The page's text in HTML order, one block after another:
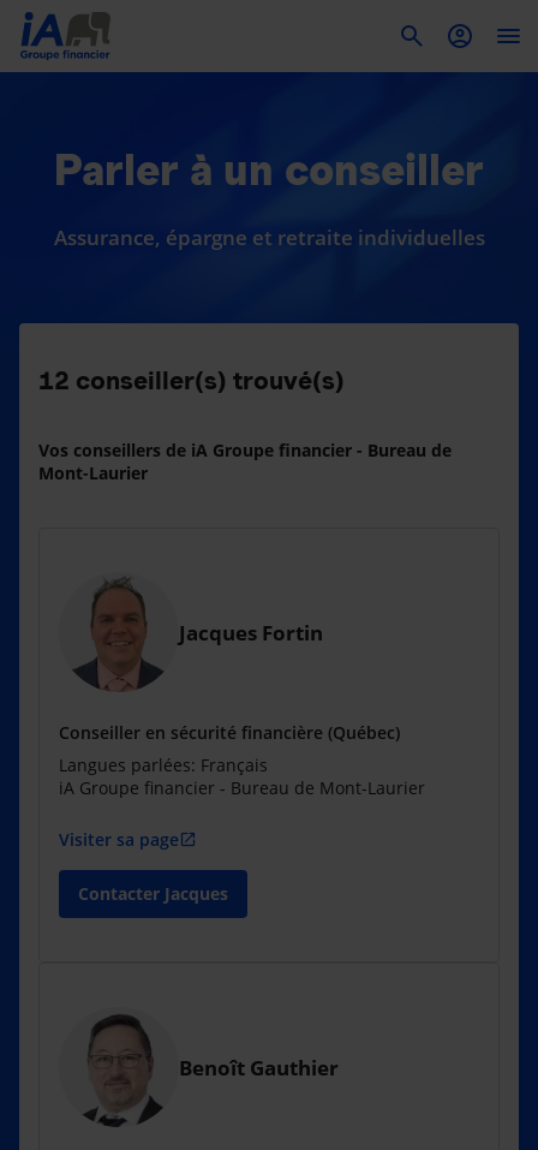
Parler à un conseiller
Assurance, épargne et retraite individuelles
12 conseiller(s) trouvé(s)
Vos conseillers de iA Groupe financier - Bureau de
Mont-Laurier
Jacques Fortin
Conseiller en sécurité financière (Québec)
Langues parlées: Français
iA Groupe financier - Bureau de Mont-Laurier
Visiter sa page open_in_new
Contacter Jacques
Benoît Gauthier